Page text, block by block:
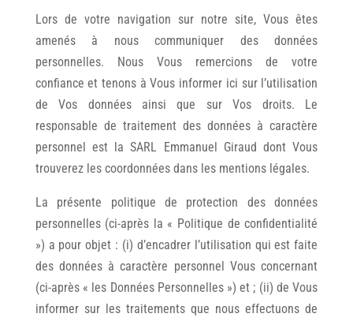
Lors de votre navigation sur notre site, Vous êtes
amenés à nous communiquer des données
personnelles. Nous Vous remercions de votre
confiance et tenons à Vous informer ici sur l’utilisation
de Vos données ainsi que sur Vos droits. Le
responsable de traitement des données à caractère
personnel est la SARL Emmanuel Giraud dont Vous
trouverez les coordonnées dans les mentions légales.
La présente politique de protection des données
personnelles (ci-après la « Politique de confidentialité
») a pour objet : (i) d’encadrer l’utilisation qui est faite
des données à caractère personnel Vous concernant
(ci-après « les Données Personnelles ») et ; (ii) de Vous
informer sur les traitements que nous effectuons de